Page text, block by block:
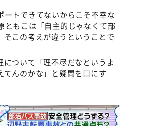
ートできてないからこそ不幸な
ともこは「自主的じゃなくて部
この考えが違うということで
ついて「理不尽だなというよ
てんのかな」と疑問を口にす